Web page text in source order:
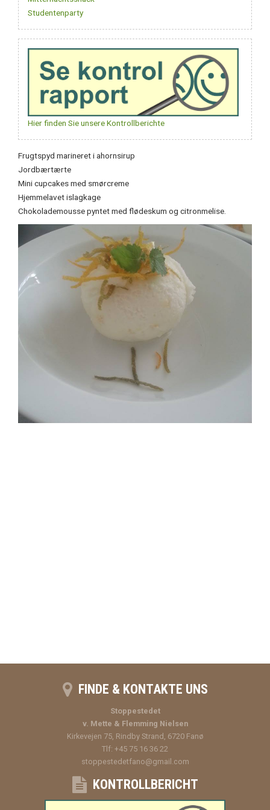
Studentenparty
Studentenparty
Hier finden Sie unsere Kontrollberichte
Frugtspyd marineret i ahornsirup
Jordbærtærte
Mini cupcakes med smørcreme
Hjemmelavet islagkage
Chokolademousse pyntet med flødeskum og citronmelise.
FINDE & KONTAKTE UNS
Stoppestedet
v. Mette & Flemming Nielsen
Kirkevejen 75, Rindby Strand, 6720 Fanø
Tlf: +45 75 16 36 22
stoppestedetfano@gmail.com
KONTROLLBERICHT